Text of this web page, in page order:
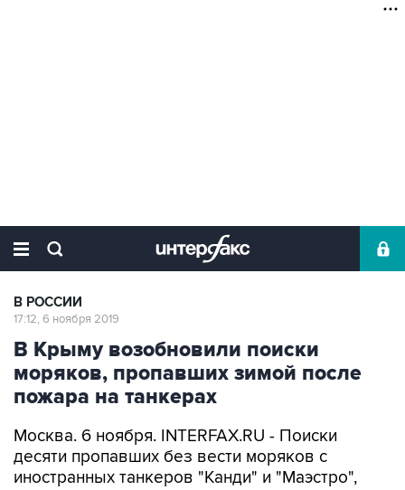
В РОССИИ
17:12, 6 ноября 2019
В Крыму возобновили поиски
моряков, пропавших зимой после
пожара на танкерах
Москва. 6 ноября. INTERFAX.RU - Поиски
десяти пропавших без вести моряков с
иностранных танкеров "Канди" и "Маэстро",